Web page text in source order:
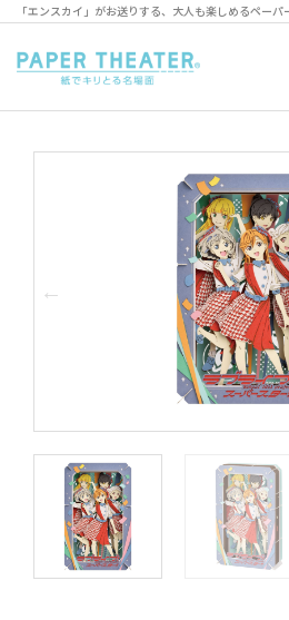
「エンスカイ」がお送りする、大人も楽しめるペー